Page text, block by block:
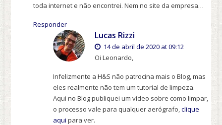
toda internet e não encontrei. Nem no site da empresa…
Responder
Lucas Rizzi
14 de abril de 2020 at 09:12
Oi Leonardo,
Infelizmente a H&S não patrocina mais o Blog, mas
eles realmente não tem um tutorial de limpeza.
Aqui no Blog publiquei um vídeo sobre como limpar,
o processo vale para qualquer aerógrafo,clique
aqui para ver.